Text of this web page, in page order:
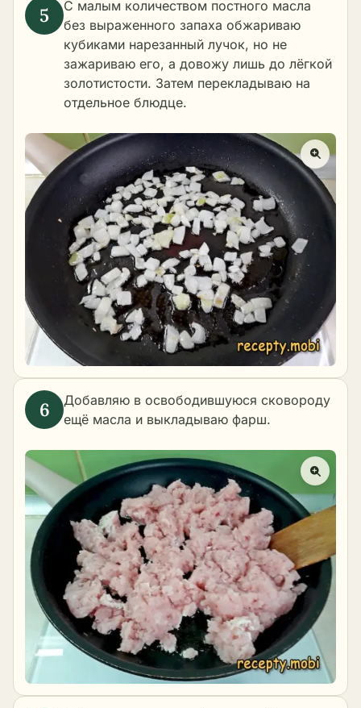
С малым количеством постного масла
без выраженного запаха обжариваю
кубиками нарезанный лучок, но не
зажариваю его, а довожу лишь до лёгкой
золотистости. Затем перекладываю на
отдельное блюдце.
Добавляю в освободившуюся сковороду
ещё масла и выкладываю фарш.